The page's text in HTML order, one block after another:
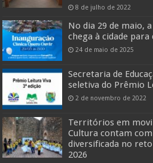
8 de julho de 2022
No dia 29 de maio,
chega à cidade para
24 de maio de 2025
Secretaria de
seletiva do Prêmio
2 de novembro de 2022
Territórios em
Cultura contam
diversificada no
2026